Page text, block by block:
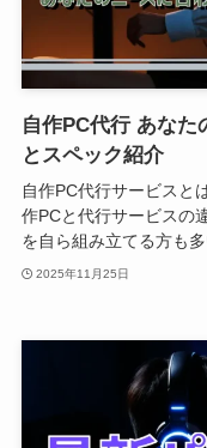
自作PC代行 あなた
とスペック紹介
自作PC代行サービスと
作PCと代行サービスの
を自ら組み立てる方も
2025年11月25日